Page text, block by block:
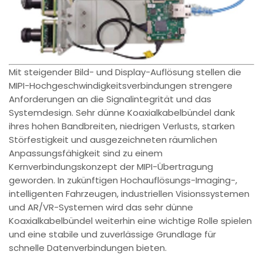
Mit steigender Bild- und Display-Auflösung stellen die
MIPI-Hochgeschwindigkeitsverbindungen strengere
Anforderungen an die Signalintegrität und das
Systemdesign. Sehr dünne Koaxialkabelbündel dank
ihres hohen Bandbreiten, niedrigen Verlusts, starken
Störfestigkeit und ausgezeichneten räumlichen
Anpassungsfähigkeit sind zu einem
Kernverbindungskonzept der MIPI-Übertragung
geworden. In zukünftigen Hochauflösungs-Imaging-,
intelligenten Fahrzeugen, industriellen Visionssystemen
und AR/VR-Systemen wird das sehr dünne
Koaxialkabelbündel weiterhin eine wichtige Rolle spielen
und eine stabile und zuverlässige Grundlage für
schnelle Datenverbindungen bieten.